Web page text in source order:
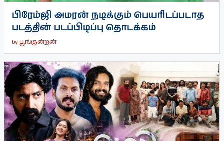
பிரேம்ஜி அமரன் நடிக்கும் பெயரிடப்படாத
படத்தின் படப்பிடிப்பு தொடக்கம்
by பூங்குன்றன்